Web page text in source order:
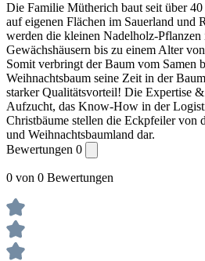
Die Familie Mütherich baut seit über 40
auf eigenen Flächen im Sauerland und
werden die kleinen Nadelholz-Pflanzen
Gewächshäusern bis zu einem Alter
Somit verbringt der Baum vom Samen
Weihnachtsbaum seine Zeit in der
starker Qualitätsvorteil! Die Expertise
Aufzucht, das Know-How in der
Christbäume stellen die Eckpfeiler von
und Weihnachtsbaumland dar.
Bewertungen 0
0 von 0 Bewertungen